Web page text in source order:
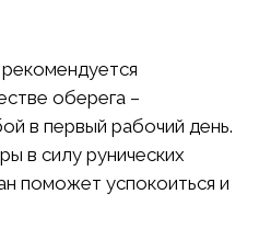
оберега –
в первый рабочий день.
в силу рунических
поможет успокоиться и